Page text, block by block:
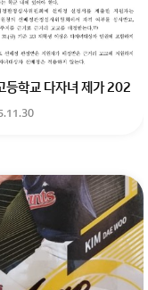
11월 브랜드평판에서
등학교 다자녀 제가 2027